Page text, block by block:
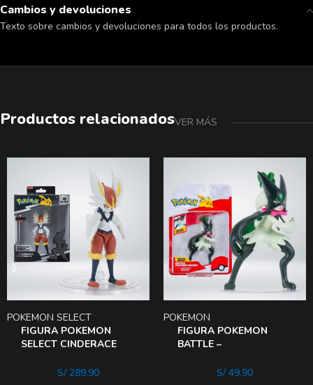
Cambios y devoluciones
Texto sobre cambios y devoluciones para todos los productos.
Productos relacionadosVER MÁS
FIGURA POKEMON
SELECT CINDERACE
POKEMON SELECT
S/289.90
FIGURA POKEMON
BATTLE –
POKEMON
S/49.90